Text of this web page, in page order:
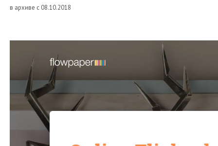
в архиве с 08.10.2018